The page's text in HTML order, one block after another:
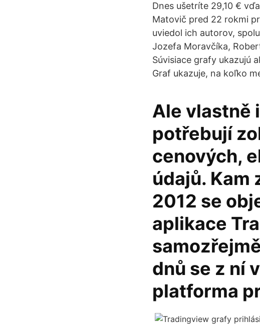
Dnes ušetríte 29,10 €
Matovič pred 22 rokmi
uviedol ich autorov,
Jozefa Moravčíka,
Súvisiace grafy ukazujú
Graf ukazuje, na koľko
Ale vlastně
potřebují
cenových,
údajů. Kam
2012 se
aplikace
dnů se z ní
platforma